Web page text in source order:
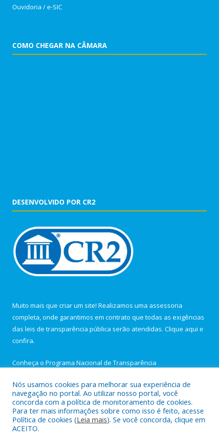
Ouvidoria /e-SIC
COMO CHEGAR NA CÂMARA
DESENVOLVIDO POR CR2
Muito mais que criar um site! Realizamos uma assessoria
completa, onde garantimos em contrato que todas as exigências
das leis de transparência pública serão atendidas. Clique aqui e
confira.
Conheça o Programa Nacional de Transparência
Todos os direitos reservados a Câmara Municipal de Igarapé-
Açu.
Nós usamos cookies para melhorar sua experiência de
navegação no portal. Ao utilizar nosso portal, você
concorda com a política de monitoramento de cookies.
Para ter mais informações sobre como isso é feito, acesse
Política de cookies (Leia mais). Se você concorda, clique em
ACEITO.